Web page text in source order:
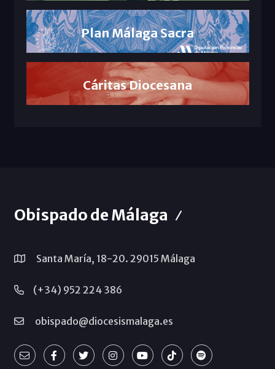
Plan Málaga Sacra
Cáritas Diocesana
Obispado de Málaga
Santa María, 18-20. 29015 Málaga
(+34) 952 224 386
obispado@diocesismalaga.es